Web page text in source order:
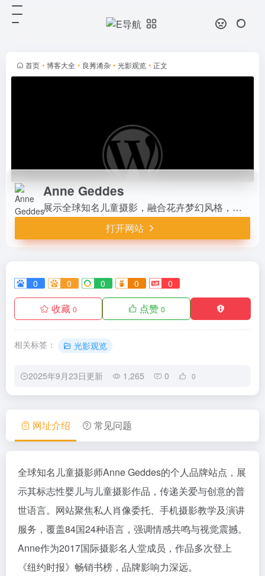
首页 • 博客大全 • 良莠淆杂 • 光影观览 • 正文
Anne Geddes
展示全球知名儿童摄影，融合花卉梦幻风格，覆盖84国24语言。提供私人肖像、手机摄影教学及创意演讲，2017摄影名人堂成员。简约高端，传递关爱与灵感，适合家庭与品牌客户，温暖艺术体验触动人心。
打开网站
0 0 0 0 0
收藏 0 点赞 0
相关标签： 光影观览
2025年9月23日更新 1,265 0 0
人肖像、手机摄影教学及创意演讲，
2017摄影名人堂成员。简约高端，
传递关爱与灵感，适合家庭与品...
网址介绍 常见问题
全球知名儿童摄影师Anne Geddes的个人品牌站点，展
示其标志性婴儿与儿童摄影作品，传递关爱与创意的普
世语言。网站聚焦私人肖像委托、手机摄影教学及演讲
服务，覆盖84国24种语言，强调情感共鸣与视觉震撼。
Anne作为2017国际摄影名人堂成员，作品多次登上
《纽约时报》畅销书榜，品牌影响力深远。